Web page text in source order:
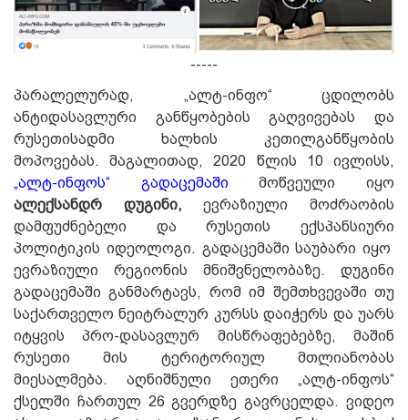
-----
პარალელურად, „ალტ-ინფო“ ცდილობს
ანტიდასავლური განწყობების გაღვივებას და
რუსეთისადმი ხალხის კეთილგანწყობის
მოპოვებას. მაგალითად, 2020 წლის 10 ივლისს,
„ალტ-ინფოს“ გადაცემაშიმოწვეული იყო
ალექსანდრ დუგინი, ევრაზიული მოძრაობის
დამფუძნებელი და რუსეთის ექსპანსიური
პოლიტიკის იდეოლოგი. გადაცემაში საუბარი იყო
ევრაზიული რეგიონის მნიშვნელობაზე. დუგინი
გადაცემაში განმარტავს, რომ იმ შემთხვევაში თუ
საქართველო ნეიტრალურ კურსს დაიჭერს და უარს
იტყვის პრო-დასავლურ მისწრაფებებზე, მაშინ
რუსეთი მის ტერიტორიულ მთლიანობას
მიესალმება. აღნიშნული ეთერი „ალტ-ინფოს“
ქსელში ჩართულ 26 გვერდზე გავრცელდა. ვიდეო